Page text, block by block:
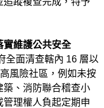
實維護公共安全
全面清查轄內 16 層以
風險社區，例如未按
築、消防聯合稽查小
理權人負起定期申